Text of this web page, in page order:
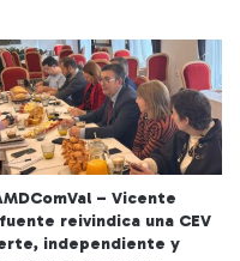
– Vicente
reivindica una CEV
independiente y